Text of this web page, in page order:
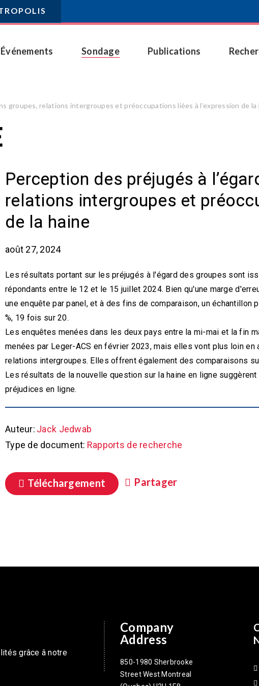
Événements Sondage Publications
groupes, relations intergroupes et préoccupations liées à l’expression de la
Perception des préjugés à
relations intergroupes et
de la haine
août 27, 2024
Les résultats portant sur les préjugés à l'égard des groupes sont
répondants entre le 12 et le 15 juillet 2024. Bien qu'une marge
une enquête par panel, et à des fins de comparaison, un
%, 19 fois sur 20.
Les enquêtes menées dans les deux pays entre la mi-mai et la fin
menées par Leger-ACS en février 2023, mais elles vont plus loin
relations intergroupes. Elles offrent également des comparaisons
Les résultats de la nouvelle question sur la haine en ligne
préjudices en ligne.
Auteur: Jack Jedwab
Type de document: Rapports de recherche
Téléchargement Partager
grâce â notre
Company
Address
850-1980 Sherbrooke
Street West Montreal